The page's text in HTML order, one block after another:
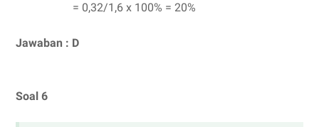
= 0,32/1,6 x 100% = 20%
Jawaban : D
Soal 6